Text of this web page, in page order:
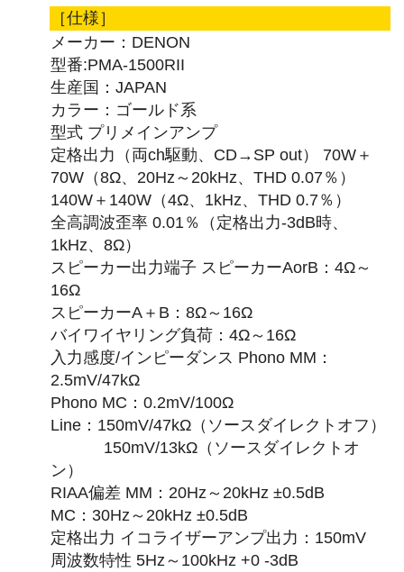
［仕様］
メーカー：DENON
型番:PMA-1500RII
生産国：JAPAN
カラー：ゴールド系
型式 プリメインアンプ
定格出力（両ch駆動、CD→SP out） 70W＋
70W（8Ω、20Hz～20kHz、THD 0.07％）
140W＋140W（4Ω、1kHz、THD 0.7％）
全高調波歪率 0.01％（定格出力-3dB時、
1kHz、8Ω）
スピーカー出力端子 スピーカーAorB：4Ω～
16Ω
スピーカーA＋B：8Ω～16Ω
バイワイヤリング負荷：4Ω～16Ω
入力感度/インピーダンス Phono MM：
2.5mV/47kΩ
Phono MC：0.2mV/100Ω
Line：150mV/47kΩ（ソースダイレクトオフ）
150mV/13kΩ（ソースダイレクトオ
ン）
RIAA偏差 MM：20Hz～20kHz ±0.5dB
MC：30Hz～20kHz ±0.5dB
定格出力 イコライザーアンプ出力：150mV
周波数特性 5Hz～100kHz +0 -3dB